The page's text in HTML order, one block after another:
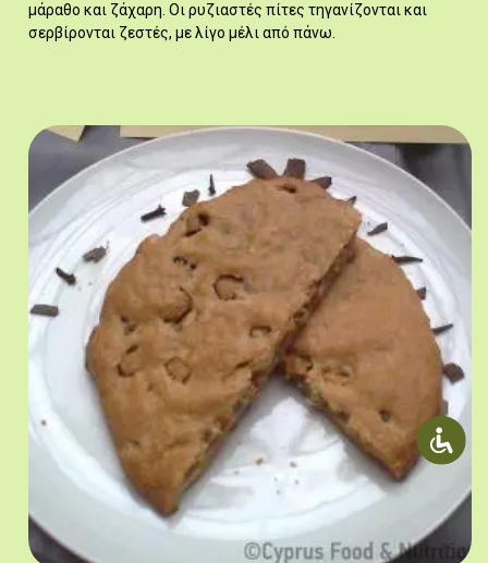
μάραθο και ζάχαρη. Οι ρυζιαστές πίτες τηγανίζονται και
σερβίρονται ζεστές, με λίγο μέλι από πάνω.